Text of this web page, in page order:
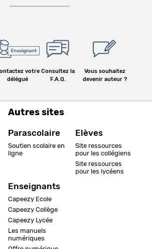
votre
délégué
Consultez la
F.A.Q.
Vous souhaitez
devenir auteur ?
Autres sites
Parascolaire
Soutien scolaire en
ligne
Enseignants
Capeezy Ecole
Capeezy Collège
Capeezy Lycée
Les manuels
numériques
Elèves
Site ressources
pour les collégiens
Site ressources
pour les lycéens